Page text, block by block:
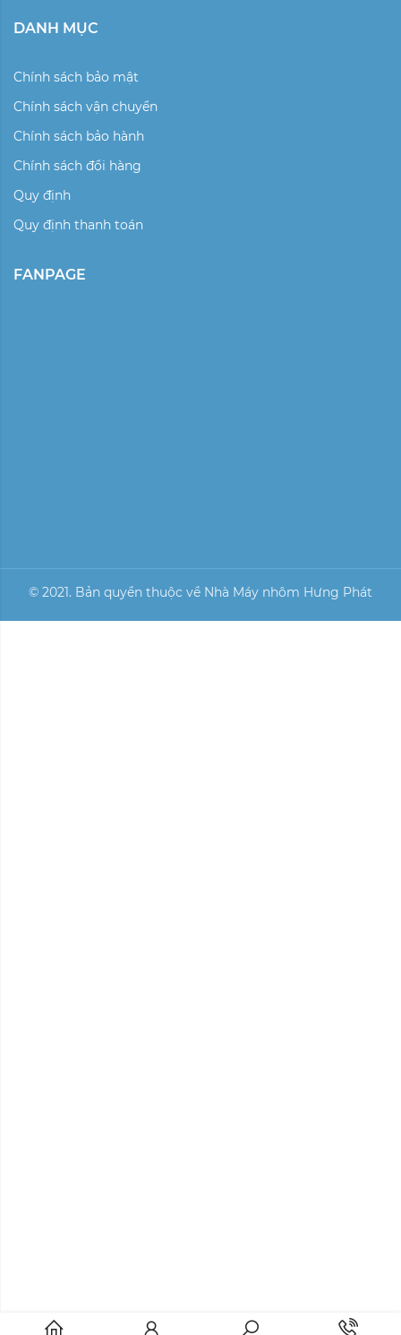
DANH MỤC
Chính sách bảo mật
Chính sách vận chuyển
Chính sách bảo hành
Chính sách đổi hàng
Quy định
Quy định thanh toán
FANPAGE
© 2021. Bản quyền thuộc về Nhà Máy nhôm Hưng Phát